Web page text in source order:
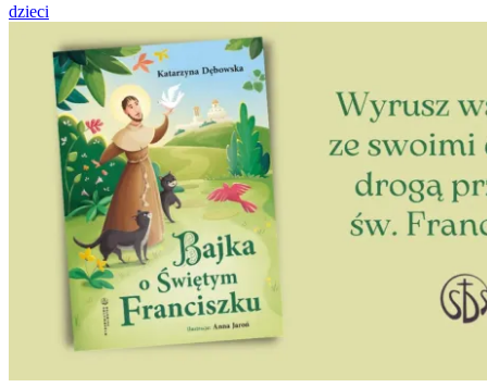
dzieci